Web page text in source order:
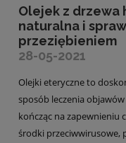
Olejek z drzewa
naturalna i
przeziębieniem
28-05-2021
Olejki eteryczne to
sposób leczenia
kończąc na zapewnieniu
środki przeciwwirusowe,